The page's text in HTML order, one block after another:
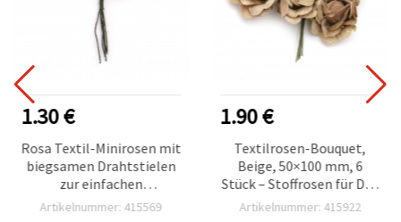
1.30 €
Rosa Textil-Minirosen mit
biegsamen Drahtstielen
zur einfachen
Befestigung, künstliche
Artikelnummer: 415569
1.90 €
Textilrosen-Bouquet,
Beige, 50×100 mm, 6
Stück – Stoffrosen für DIY,
Basteln,
Artikelnummer: 415922